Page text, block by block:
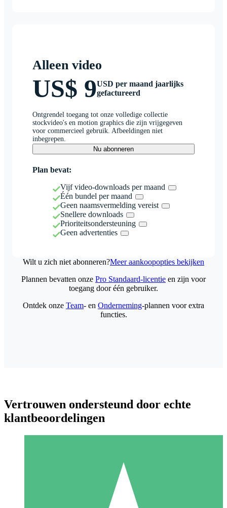
Alleen video
US$ 9USD per maand jaarlijks
gefactureerd
Ontgrendel toegang tot onze volledige collectie
stockvideo's en motion graphics die zijn vrijgegeven
voor commercieel gebruik. Afbeeldingen niet
inbegrepen.
Nu abonneren
Plan bevat:
Vijf video-downloads per maand
Één bundel per maand
Geen naamsvermelding vereist
Snellere downloads
Prioriteitsondersteuning
Geen advertenties
Wilt u zich niet abonneren?Meer aankoopopties bekijken
Individuele Creditpakketten
Plannen bevatten onze Pro Standaard-licentie en zijn voor
toegang door één gebruiker.
Ontdek onze Team- en Onderneming-plannen voor extra
functies.
Vertrouwen ondersteund door echte
klantbeoordelingen